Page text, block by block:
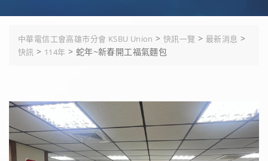
中華電信工會高雄市分會 KSBU Union >快訊一覽 > 最新消息 >
快訊 > 114年 > 蛇年~新春開工福氣麵包